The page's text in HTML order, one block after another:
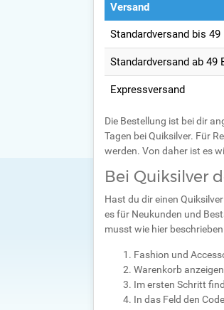
Versand
Standardversand bis
Standardversand ab 49
Expressversand
Die Bestellung ist bei dir
Tagen bei Quiksilver. Für
werden. Von daher ist es
Bei Quiksilver
Hast du dir einen
es für Neukunden und
musst wie hier
Fashion und
Warenkorb
Im ersten Schritt
In das Feld den